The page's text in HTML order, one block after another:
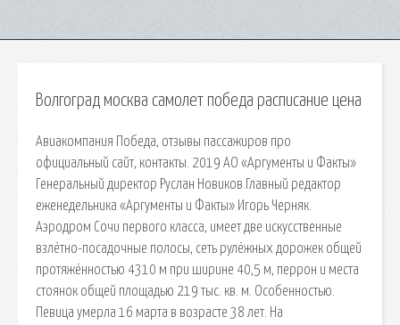
Волгоград москва самолет победа расписание цена
Авиакомпания Победа, отзывы пассажиров про
официальный сайт, контакты. 2019 АО «Аргументы и Факты»
Генеральный директор Руслан Новиков.Главный редактор
еженедельника «Аргументы и Факты» Игорь Черняк.
Аэродром Сочи первого класса, имеет две искусственные
взлётно-посадочные полосы, сеть рулёжных дорожек общей
протяжённостью 4310 м при ширине 40,5 м, перрон и места
стоянок общей площадью 219 тыс. кв. м. Особенностью.
Певица умерла 16 марта в возрасте 38 лет. На